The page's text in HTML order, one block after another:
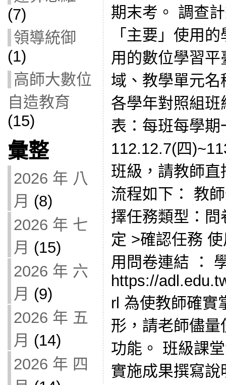
(7)
領導統御
(1)
高師大數位
自造教育
(15)
彙整
2026 年 八
月 (8)
2026 年 七
月 (15)
2026 年 六
月 (9)
2026 年 五
月 (14)
2026 年 四
期末考。 調查
「主要」使用
用的數位學習
域、教學單元
各學年對照組
表：每班每學
112.12.7(四
班級，請教師
流程如下： 教
擇任務類型：
定 >確認任務
用問卷連結 ：
https://
rl 為使教師確實
形，請老師儘
功能。 班級課
實施成果撰寫